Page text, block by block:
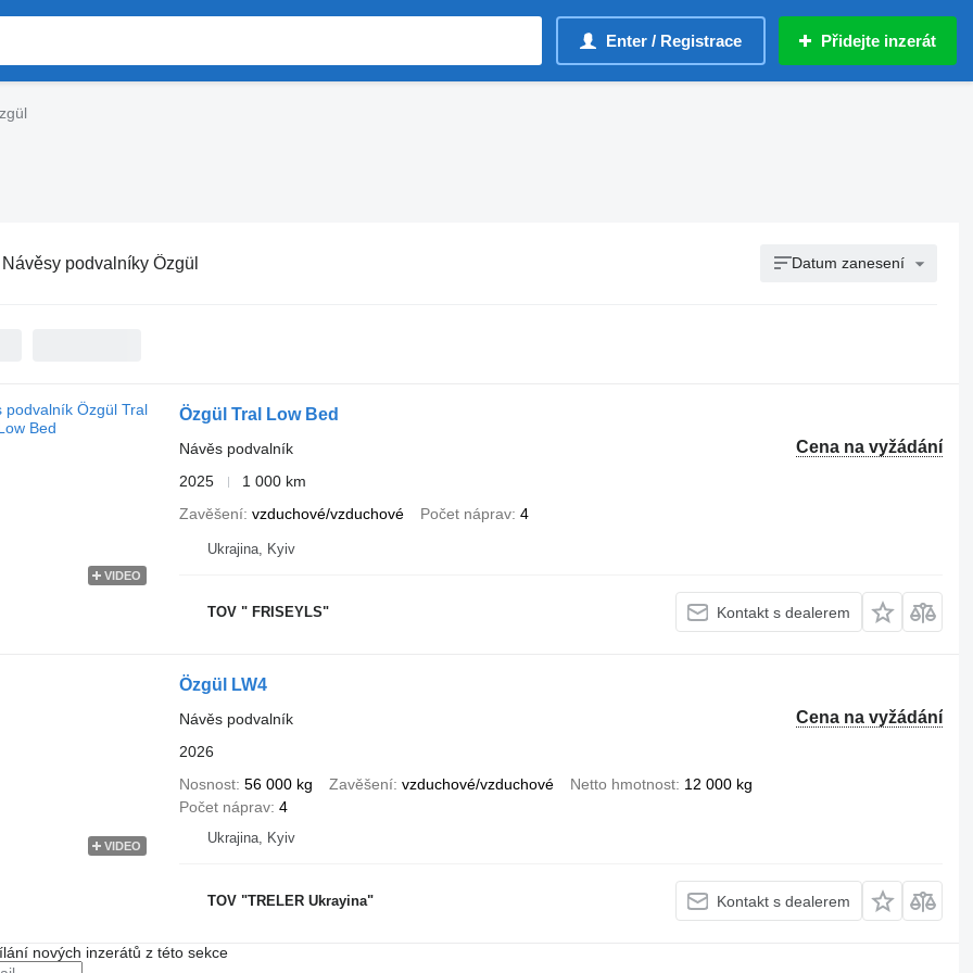
Enter / Registrace Přidejte inzerát
Návěsy podvalníky Özgül Datum zanesení
VIDEO
Özgül Tral Low Bed
Cena na vyžádání
Návěs podvalník
2025
1 000 km
Zavěšení vzduchové/vzduchové Počet náprav 4
Ukrajina, Kyiv
TOV " FRISEYLS" Kontakt s dealerem
VIDEO
Özgül LW4
Cena na vyžádání
Návěs podvalník
2026
Nosnost 56 000 kg Zavěšení vzduchové/vzduchové Netto hmotnost 12 000 kg
Počet náprav 4
Ukrajina, Kyiv
TOV "TRELER Ukrayina" Kontakt s dealerem
nových inzerátů z této sekce